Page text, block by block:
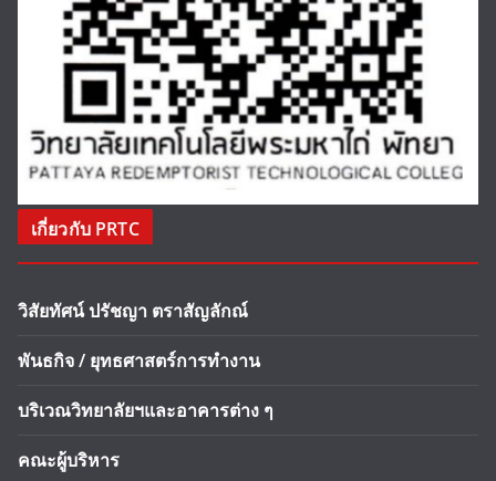
เกี่ยวกับ PRTC
วิสัยทัศน์ ปรัชญา ตราสัญลักณ์
พันธกิจ / ยุทธศาสตร์การทำงาน
บริเวณวิทยาลัยฯและอาคารต่าง ๆ
คณะผู้บริหาร